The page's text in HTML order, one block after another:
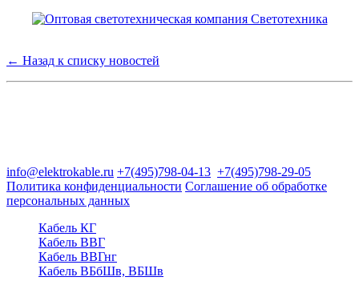
← Назад к списку новостей
info@elektrokable.ru +7(495)798-04-13 +7(495)798-29-05
Политика конфиденциальности Соглашение об обработке
персональных данных
Кабель КГ
Кабель ВВГ
Кабель ВВГнг
Кабель ВБбШв, ВБШв